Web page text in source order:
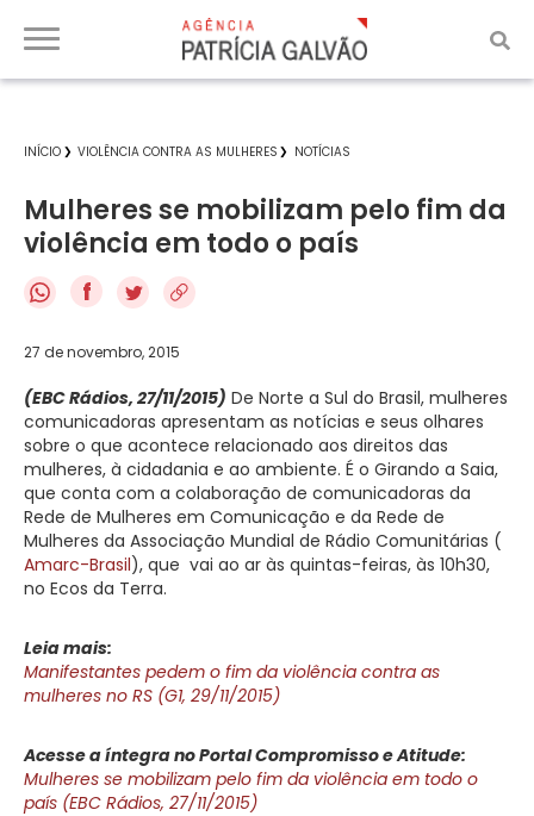
INÍCIO VIOLÊNCIA CONTRA AS MULHERES NOTÍCIAS
Mulheres se mobilizam pelo fim da
violência em todo o país
f
27 de novembro, 2015
(EBC Rádios, 27/11/2015) De Norte a Sul do Brasil, mulheres
comunicadoras apresentam as notícias e seus olhares
sobre o que acontece relacionado aos direitos das
mulheres, à cidadania e ao ambiente. É o Girando a Saia,
que conta com a colaboração de comunicadoras da
Rede de Mulheres em Comunicação e da Rede de
Mulheres da Associação Mundial de Rádio Comunitárias (
Amarc-Brasil), que vai ao ar às quintas-feiras, às 10h30,
no Ecos da Terra.
Leia mais:
Manifestantes pedem o fim da violência contra as
mulheres no RS (G1, 29/11/2015)
Acesse a íntegra no Portal Compromisso e Atitude:
Mulheres se mobilizam pelo fim da violência em todo o
país (EBC Rádios, 27/11/2015)